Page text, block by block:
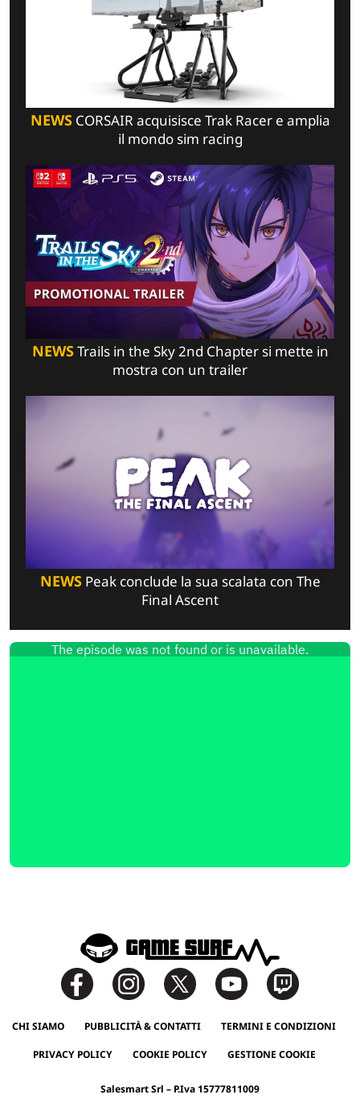
NEWSCORSAIR acquisisce Trak Racer e amplia
il mondo sim racing
NEWSTrails in the Sky 2nd Chapter si mette in
mostra con un trailer
NEWSPeak conclude la sua scalata con The
Final Ascent
CHI SIAMO PUBBLICITÀ & CONTATTI TERMINI E CONDIZIONI
PRIVACY POLICY COOKIE POLICY GESTIONE COOKIE
Salesmart Srl – P.Iva 15777811009